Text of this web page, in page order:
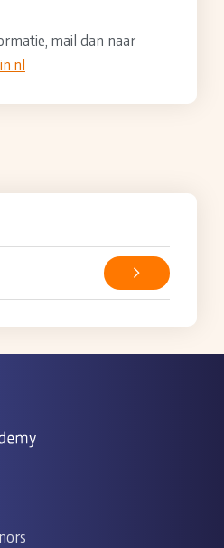
mail dan naar